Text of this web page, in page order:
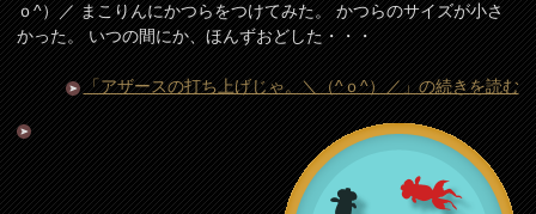
ｏ^）／ まこりんにかつらをつけてみた。 かつらのサイズが小さ
かった。 いつの間にか、ほんずおどした・・・
「アザースの打ち上げじゃ。＼（^ｏ^）／」の続きを読む